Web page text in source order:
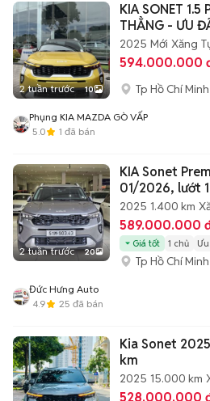
2 tuần trước 10
KIA SONET 1.5
THẲNG - ƯU
2025 Mới Xăng
594.000.000
Tp Hồ Chí Minh
Phụng KIA MAZDA GÒ VẤP
5.0
1 đã bán
2 tuần trước 20
KIA Sonet
01/2026, lướt
2025 1.400 km
589.000.000
Giá tốt 1 chủ
Tp Hồ Chí Minh
Đức Hưng Auto
4.9
25 đã bán
Kia Sonet
km
2025 15.000 km
528.000.000